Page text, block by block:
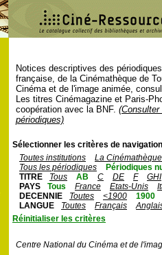
Notices descriptives des
française, de la Cinémathèque de
Cinéma et de l'image animée,
Les titres Cinémagazine et Paris-
coopération avec la BNF.
périodiques)
Sélectionner les critères de
Toutes institutions
La
Tous les périodiques
Périodiques
TITRE
Tous AB C DE F
GHI
PAYS
Tous France Etats-Unis
DECENNIE
Toutes <1900
1900
LANGUE
Toutes Français
Réinitialiser les critères
Centre National du Cinéma et de